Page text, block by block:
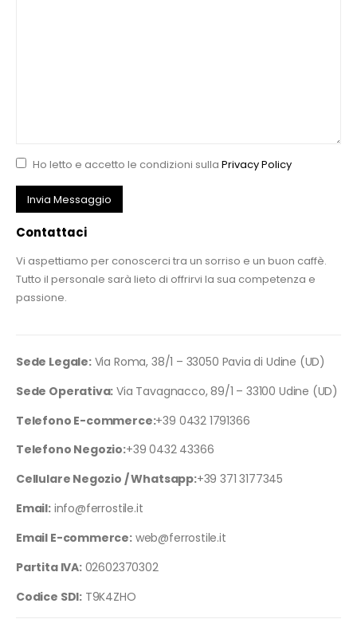
Ho letto e accetto le condizioni sulla Privacy Policy
Contattaci
Vi aspettiamo per conoscerci tra un sorriso e un buon caffè.
Tutto il personale sarà lieto di offrirvi la sua competenza e
passione.
Sede Legale:Via Roma, 38/1 – 33050 Pavia di Udine (UD)
Sede Operativa: Via Tavagnacco, 89/1 – 33100 Udine (UD)
Telefono E-commerce:+39 0432 1791366
Telefono Negozio:+39 0432 43366
Cellulare Negozio / Whatsapp:+39 371 3177345
Email:info@ferrostile.it
Email E-commerce:web@ferrostile.it
Partita IVA:02602370302
Codice SDI: T9K4ZHO